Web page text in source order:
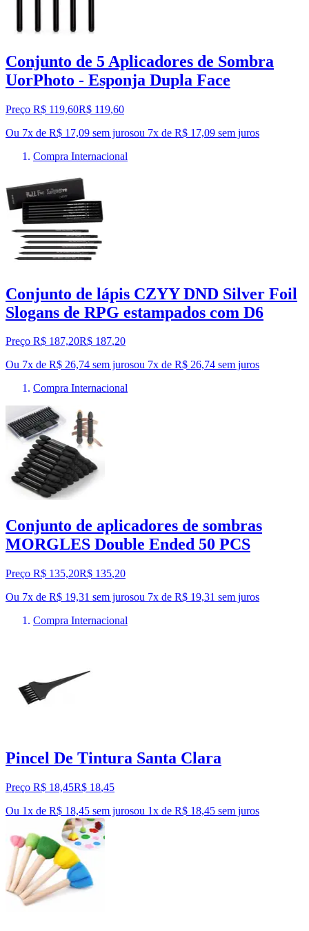
Conjunto de 5 Aplicadores de Sombra
UorPhoto - Esponja Dupla Face
Preço R$ 119,60R$ 119,60
Ou 7x de R$ 17,09 sem jurosou 7x de R$ 17,09 sem juros
Compra Internacional
Conjunto de lápis CZYY DND Silver Foil
Slogans de RPG estampados com D6
Preço R$ 187,20R$ 187,20
Ou 7x de R$ 26,74 sem jurosou 7x de R$ 26,74 sem juros
Compra Internacional
Conjunto de aplicadores de sombras
MORGLES Double Ended 50 PCS
Preço R$ 135,20R$ 135,20
Ou 7x de R$ 19,31 sem jurosou 7x de R$ 19,31 sem juros
Compra Internacional
Pincel De Tintura Santa Clara
Preço R$ 18,45R$ 18,45
Ou 1x de R$ 18,45 sem jurosou 1x de R$ 18,45 sem juros